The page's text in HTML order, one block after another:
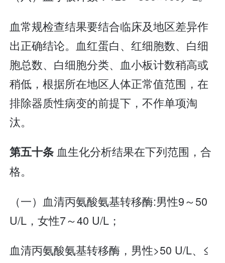
血常规检查结果要结合临床及地区差异作
出正确结论。血红蛋白、红细胞数、白细
胞总数、白细胞分类、血小板计数稍高或
稍低，根据所在地区人体正常值范围，在
排除器质性病变的前提下，不作单项淘
汰。
第五十条血生化分析结果在下列范围，合
格。
（一）血清丙氨酸氨基转移酶:男性9～50
U/L，女性7～40 U/L；
血清丙氨酸氨基转移酶，男性>50 U/L、≤